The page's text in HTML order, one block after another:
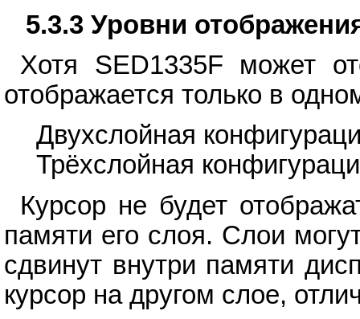
5.3.3 Уровни
Хотя SED1335F может
отображается только в
Двухслойная
Трёхслойная
Курсор не будет
памяти его слоя. Слои
сдвинут внутри памяти
курсор на другом слое,